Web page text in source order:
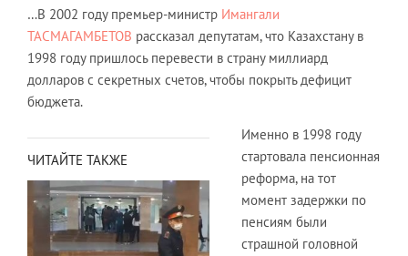
…В 2002 году премьер-министр Имангали
ТАСМАГАМБЕТОВ рассказал депутатам, что Казахстану в
1998 году пришлось перевести в страну миллиард
долларов с секретных счетов, чтобы покрыть дефицит
бюджета.
ЧИТАЙТЕ ТАКЖЕ
Именно в 1998 году
стартовала пенсионная
реформа, на тот
момент задержки по
пенсиям были
страшной головной